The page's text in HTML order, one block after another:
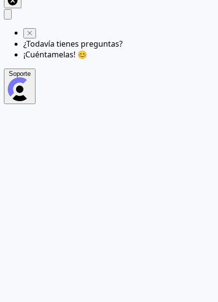
¿Todavía tienes preguntas?
¡Cuéntamelas! 😊
Soporte